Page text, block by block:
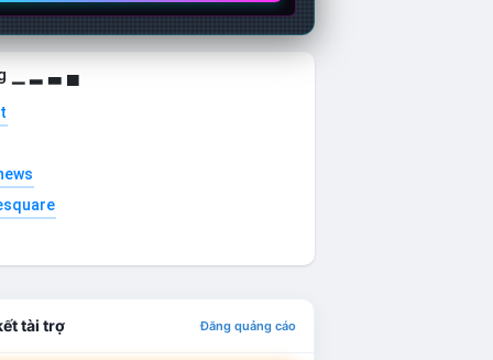
▁ ▂ ▃ ▄
tài trợ Đăng quảng cáo